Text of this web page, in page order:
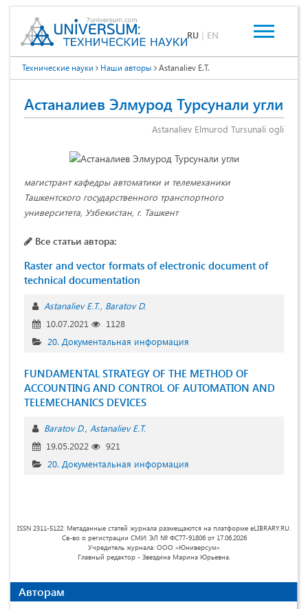
RU | EN
Технические науки Наши авторы Astanaliev E.T.
Астаналиев Элмурод Турсунали угли
Astanaliev Elmurod Tursunali ogli
магистрант кафедры автоматики и телемеханики
Ташкентского государственного транспортного
университета, Узбекистан, г. Ташкент
Все статьи автора:
Raster and vector formats of electronic document of
technical documentation
Astanaliev E.T. Baratov D.
10.07.2021
1128
20. Документальная информация
FUNDAMENTAL STRATEGY OF THE METHOD OF
ACCOUNTING AND CONTROL OF AUTOMATION AND
TELEMECHANICS DEVICES
Baratov D. Astanaliev E.T.
19.05.2022
921
20. Документальная информация
ISSN 2311-5122. Метаданные статей журнала размещаются на платформе eLIBRARY.RU.
Св-во о регистрации СМИ: ЭЛ № ФС77-91806 от 17.06.2026
Учредитель журнала: ООО «Юниверсум»
Главный редактор - Звездина Марина Юрьевна.
Авторам